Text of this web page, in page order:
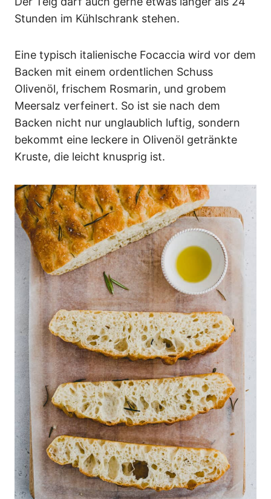
Stunden im Kühlschrank stehen.
Eine typisch italienische Focaccia wird vor dem
Backen mit einem ordentlichen Schuss
Olivenöl, frischem Rosmarin, und grobem
Meersalz verfeinert. So ist sie nach dem
Backen nicht nur unglaublich luftig, sondern
bekommt eine leckere in Olivenöl getränkte
Kruste, die leicht knusprig ist.